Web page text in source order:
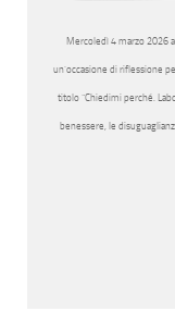
Mercoledì 4 marzo 2026
un’occasione di riflessione
titolo “Chiedimi perché.
benessere, le